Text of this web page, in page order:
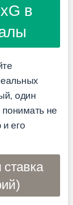
в
один
не
его